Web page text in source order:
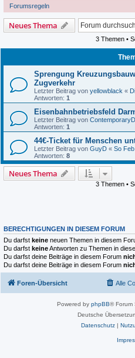
Forumsregeln
Neues Thema
3 Themen •
Sprengung
Zugverkehr
Letzter Beitrag von yellowblack «
Antworten: 1
Eisenbahnbetriebsfeld
Letzter Beitrag von
Antworten: 1
44€-Ticket für Menschen
Letzter Beitrag von GuyD « So
Antworten: 8
Neues Thema
3 Themen •
BERECHTIGUNGEN IN DIESEM FORUM
Du darfst keine neuen Themen in diesem
Du darfst keineAntworten zu Themen in
Du darfst deine Beiträge in diesem Forum
Du darfst deine Beiträge in diesem Forum
Foren-Übersicht Alle
Powered by phpBB® Forum
Deutsche
Datenschutz|